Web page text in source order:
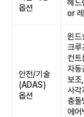
옵션
헤드
or
안전/기술
(ADAS)
옵션
윈드
크루
컨트
자동
보조
사각
충돌
에어